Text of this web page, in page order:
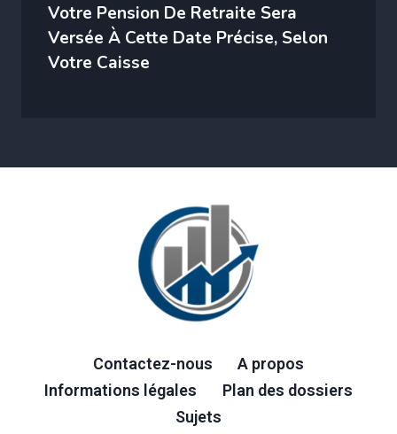
Votre Pension De Retraite Sera
Versée À Cette Date Précise, Selon
Votre Caisse
Contactez-nous
A propos
Informations légales
Plan des dossiers
Sujets